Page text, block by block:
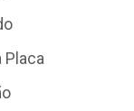
Placa